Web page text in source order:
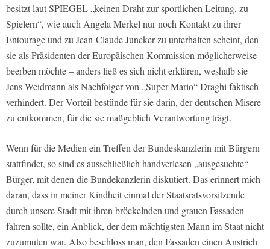
besitzt laut SPIEGEL „keinen Draht zur sportlichen Leitung, zu
Spielern“, wie auch Angela Merkel nur noch Kontakt zu ihrer
Entourage und zu Jean-Claude Juncker zu unterhalten scheint, den
sie als Präsidenten der Europäischen Kommission möglicherweise
beerben möchte – anders ließ es sich nicht erklären, weshalb sie
Jens Weidmann als Nachfolger von „Super Mario“ Draghi faktisch
verhindert. Der Vorteil bestünde für sie darin, der deutschen Misere
zu entkommen, für die sie maßgeblich Verantwortung trägt.
Wenn für die Medien ein Treffen der Bundeskanzlerin mit Bürgern
stattfindet, so sind es ausschließlich handverlesen „ausgesuchte“
Bürger, mit denen die Bundekanzlerin diskutiert. Das erinnert mich
daran, dass in meiner Kindheit einmal der Staatsratsvorsitzende
durch unsere Stadt mit ihren bröckelnden und grauen Fassaden
fahren sollte, ein Anblick, der dem mächtigsten Mann im Staat nicht
zuzumuten war. Also beschloss man, den Fassaden einen Anstrich